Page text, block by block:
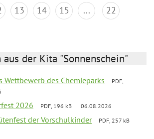
13 14 15 ... 22
der Kita "Sonnenschein"
Wettbewerb des Chemieparks
PDF,
2026 PDF, 196 kB 06.08.2026
der Vorschulkinder
PDF, 257 kB